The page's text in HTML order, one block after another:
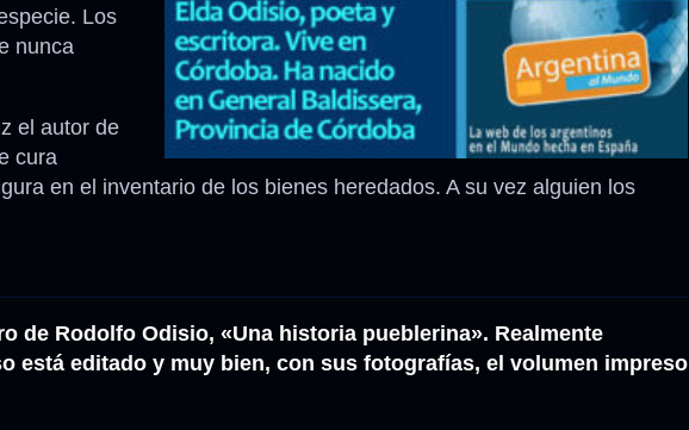
Los
nunca
el autor de
cura
en el inventario de los bienes heredados. A su vez alguien los
de Rodolfo Odisio, «Una historia pueblerina». Realmente
está editado y muy bien, con sus fotografías, el volumen impreso